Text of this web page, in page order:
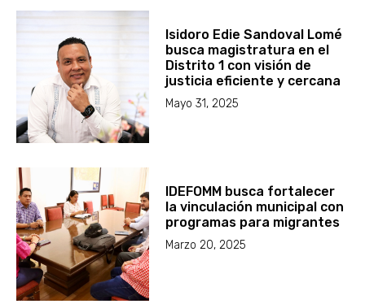
Isidoro Edie Sandoval Lomé
busca magistratura en el
Distrito 1 con visión de
justicia eficiente y cercana
Mayo 31, 2025
IDEFOMM busca fortalecer
la vinculación municipal con
programas para migrantes
Marzo 20, 2025